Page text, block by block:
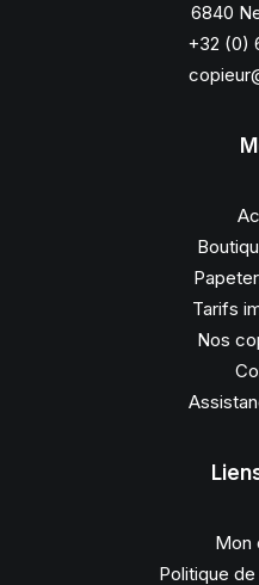
6840
+32 (0)
Tarifs
Nos
Mon
Politique